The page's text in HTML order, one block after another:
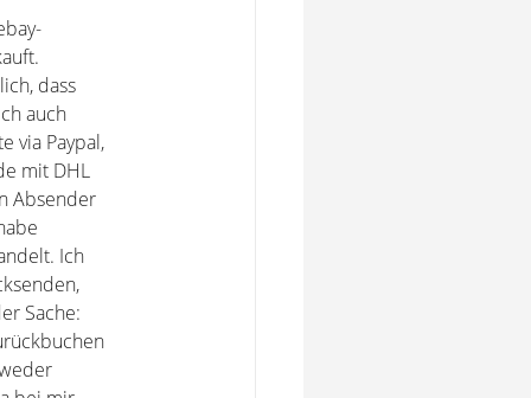
dass
auch
via Paypal,
mit DHL
Absender
Ich
Sache: